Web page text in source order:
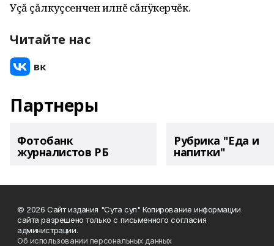
Уçă çăлкуçсенчен илнĕ сăнÿкерчĕк.
Читайте нас
Партнеры
Фотобанк
журналистов РБ
Рубрика "Еда и
напитки"
© 2026 Сайт издания "Сута сул" Копирование информации
сайта разрешено только с письменного согласия
администрации.
Об использовании персональных данных